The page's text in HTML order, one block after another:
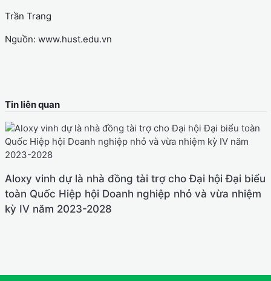
Trần Trang
Nguồn: www.hust.edu.vn
Tin liên quan
Aloxy vinh dự là nhà đồng tài trợ cho Đại hội Đại biểu
toàn Quốc Hiệp hội Doanh nghiệp nhỏ và vừa nhiệm
kỳ IV năm 2023-2028